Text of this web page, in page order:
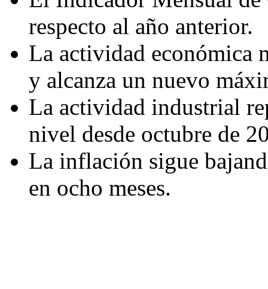
respecto al año anterior.
La actividad económica
y alcanza un nuevo
La actividad industrial
nivel desde octubre de
La inflación sigue
en ocho meses.